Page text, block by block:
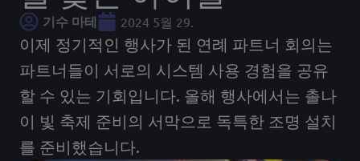
기수 마테 2024 5월 29.
이제 정기적인 행사가 된 연례 파트너 회의는
파트너들이 서로의 시스템 사용 경험을 공유
할 수 있는 기회입니다. 올해 행사에서는 촐나
이 빛 축제 준비의 서막으로 독특한 조명 설치
를 준비했습니다.